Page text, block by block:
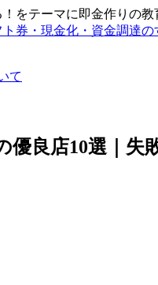
をテーマに即金作りの教
券・現金化・資金調達の
て
優良店10選｜失